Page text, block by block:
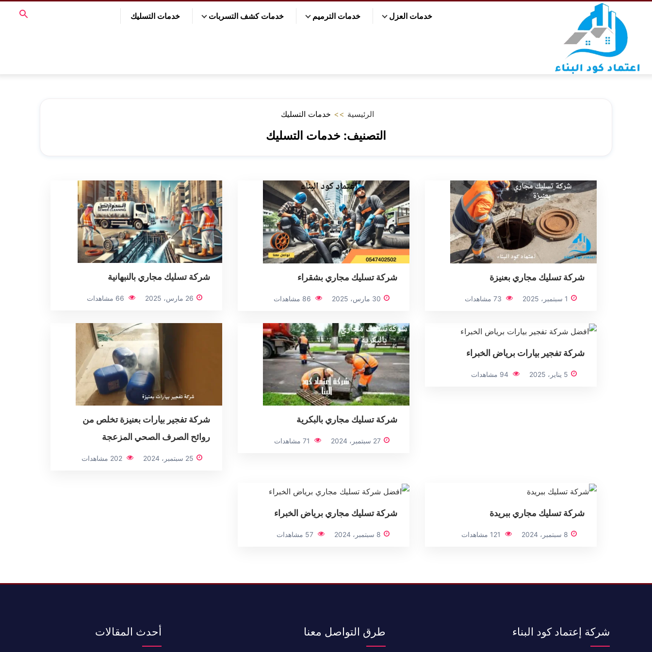
المحتوى
خدمات العزل خدمات الترميم خدمات كشف التسربات خدمات التسليك
الرئيسية >> خدمات التسليك
التصنيف: خدمات التسليك
شركة تسليك مجاري بعنيزة
1 سبتمبر، 2025 73 مشاهدات
شركة تسليك مجاري بشقراء
30 مارس، 2025 86 مشاهدات
شركة تسليك مجاري بالنبهانية
26 مارس، 2025 66 مشاهدات
شركة تفجير بيارات برياض الخبراء
5 يناير، 2025 94 مشاهدات
شركة تسليك مجاري بالبكرية
27 سبتمبر، 2024 71 مشاهدات
شركة تفجير بيارات بعنيزة تخلص من
روائح الصرف الصحي المزعجة
25 سبتمبر، 2024 202 مشاهدات
شركة تسليك مجاري ببريدة
8 سبتمبر، 2024 121 مشاهدات
شركة تسليك مجاري برياض الخبراء
8 سبتمبر، 2024 57 مشاهدات
شركة إعتماد كود البناء طرق التواصل معنا أحدث المقالات